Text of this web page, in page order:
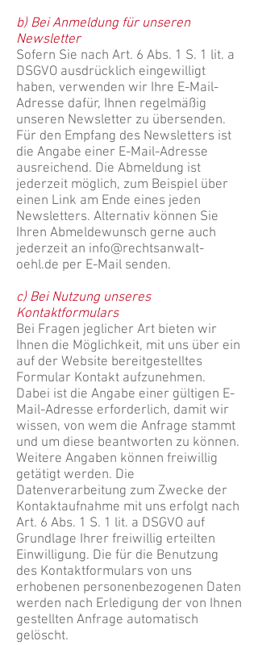
b) Bei Anmeldung für unseren
Newsletter
Sofern Sie nach Art. 6 Abs. 1 S. 1 lit. a
DSGVO ausdrücklich eingewilligt
haben, verwenden wir Ihre E-Mail-
Adresse dafür, Ihnen regelmäßig
unseren Newsletter zu übersenden.
Für den Empfang des Newsletters ist
die Angabe einer E-Mail-Adresse
ausreichend. Die Abmeldung ist
jederzeit möglich, zum Beispiel über
einen Link am Ende eines jeden
Newsletters. Alternativ können Sie
Ihren Abmeldewunsch gerne auch
jederzeit an info@rechtsanwalt-
oehl.de per E-Mail senden.
c) Bei Nutzung unseres
Kontaktformulars
Bei Fragen jeglicher Art bieten wir
Ihnen die Möglichkeit, mit uns über ein
auf der Website bereitgestelltes
Formular Kontakt aufzunehmen.
Dabei ist die Angabe einer gültigen E-
Mail-Adresse erforderlich, damit wir
wissen, von wem die Anfrage stammt
und um diese beantworten zu können.
Weitere Angaben können freiwillig
getätigt werden. Die
Datenverarbeitung zum Zwecke der
Kontaktaufnahme mit uns erfolgt nach
Art. 6 Abs. 1 S. 1 lit. a DSGVO auf
Grundlage Ihrer freiwillig erteilten
Einwilligung. Die für die Benutzung
des Kontaktformulars von uns
erhobenen personenbezogenen Daten
werden nach Erledigung der von Ihnen
gestellten Anfrage automatisch
gelöscht.